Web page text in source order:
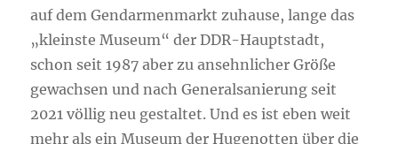
auf dem Gendarmenmarkt zuhause, lange das
„kleinste Museum“ der DDR-Hauptstadt,
schon seit 1987 aber zu ansehnlicher Größe
gewachsen und nach Generalsanierung seit
2021 völlig neu gestaltet. Und es ist eben weit
mehr als ein Museum der Hugenotten über die